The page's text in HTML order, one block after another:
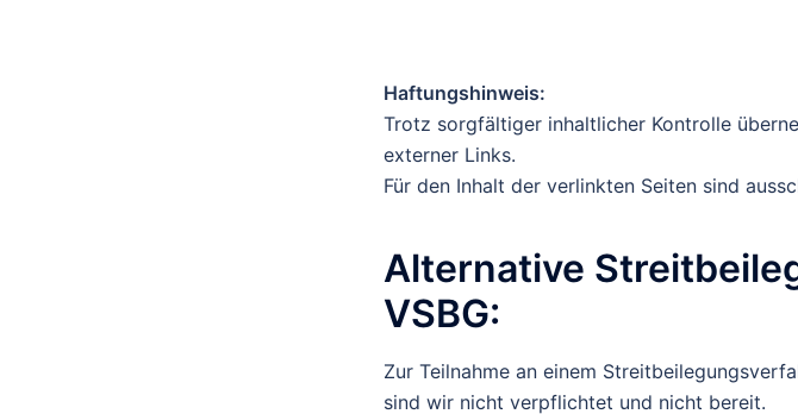
Haftungshinweis:
Trotz sorgfältiger inhaltlicher Kontrolle
externer Links.
Für den Inhalt der verlinkten Seiten sind
Alternative
VSBG:
Zur Teilnahme an einem
sind wir nicht verpflichtet und nicht bereit.